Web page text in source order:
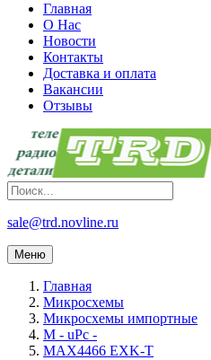
Главная
О Нас
Новости
Контакты
Доставка и оплата
Вакансии
Отзывы
sale@trd.novline.ru
Меню
Главная
Микросхемы
Микросхемы импортные
M - uPc -
MAX4466 EXK-T